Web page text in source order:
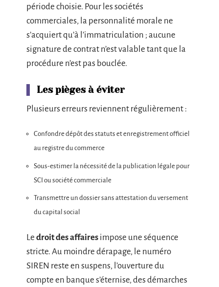
période choisie. Pour les sociétés
commerciales, la personnalité morale ne
s’acquiert qu’à l’immatriculation ; aucune
signature de contrat n’est valable tant que la
procédure n’est pas bouclée.
Les pièges à éviter
Plusieurs erreurs reviennent régulièrement :
Confondre dépôt des statuts et enregistrement officiel
au registre du commerce
Sous-estimer la nécessité de la publication légale pour
SCI ou société commerciale
Transmettre un dossier sans attestation du versement
du capital social
Le droit des affaires impose une séquence
stricte. Au moindre dérapage, le numéro
SIREN reste en suspens, l’ouverture du
compte en banque s’éternise, des démarches